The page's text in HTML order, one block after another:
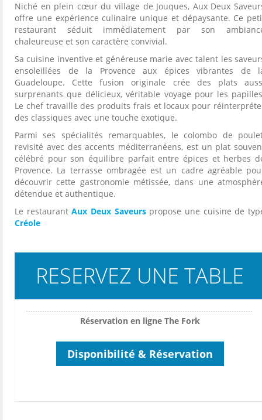
Niché en plein cœur du village de Jouques, Aux Deux
offre une expérience culinaire unique et dépaysante. Ce
restaurant séduit immédiatement par son
chaleureuse et son caractère convivial.
Sa cuisine inventive et généreuse marie avec talent les
ensoleillées de la Provence aux épices vibrantes de
Guadeloupe. Cette fusion originale crée des plats
surprenants que délicieux, véritable voyage pour les
Le chef travaille des produits frais et locaux pour
des classiques avec une touche exotique.
Parmi ses spécialités remarquables, le colombo de
revisité avec des accents méditerranéens, est un plat
célébré pour son équilibre parfait entre épices et herbes
Provence. La terrasse ombragée est un cadre agréable
découvrir cette gastronomie métissée, dans une
détendue et authentique.
Le restaurantAux Deux Saveurspropose une cuisine de
Créole
RESERVEZ UNE TABLE
Réservation en ligne The Fork
Disponibilité & Réservation